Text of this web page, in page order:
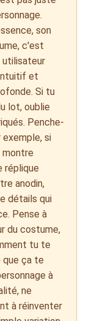
son
c'est
utilisateur
et
Si tu
lot, oublie
Penche-
si
montre
réplique
anodin,
détails qui
Pense à
du costume,
tu te
que ça te
à
ne
à réinventer